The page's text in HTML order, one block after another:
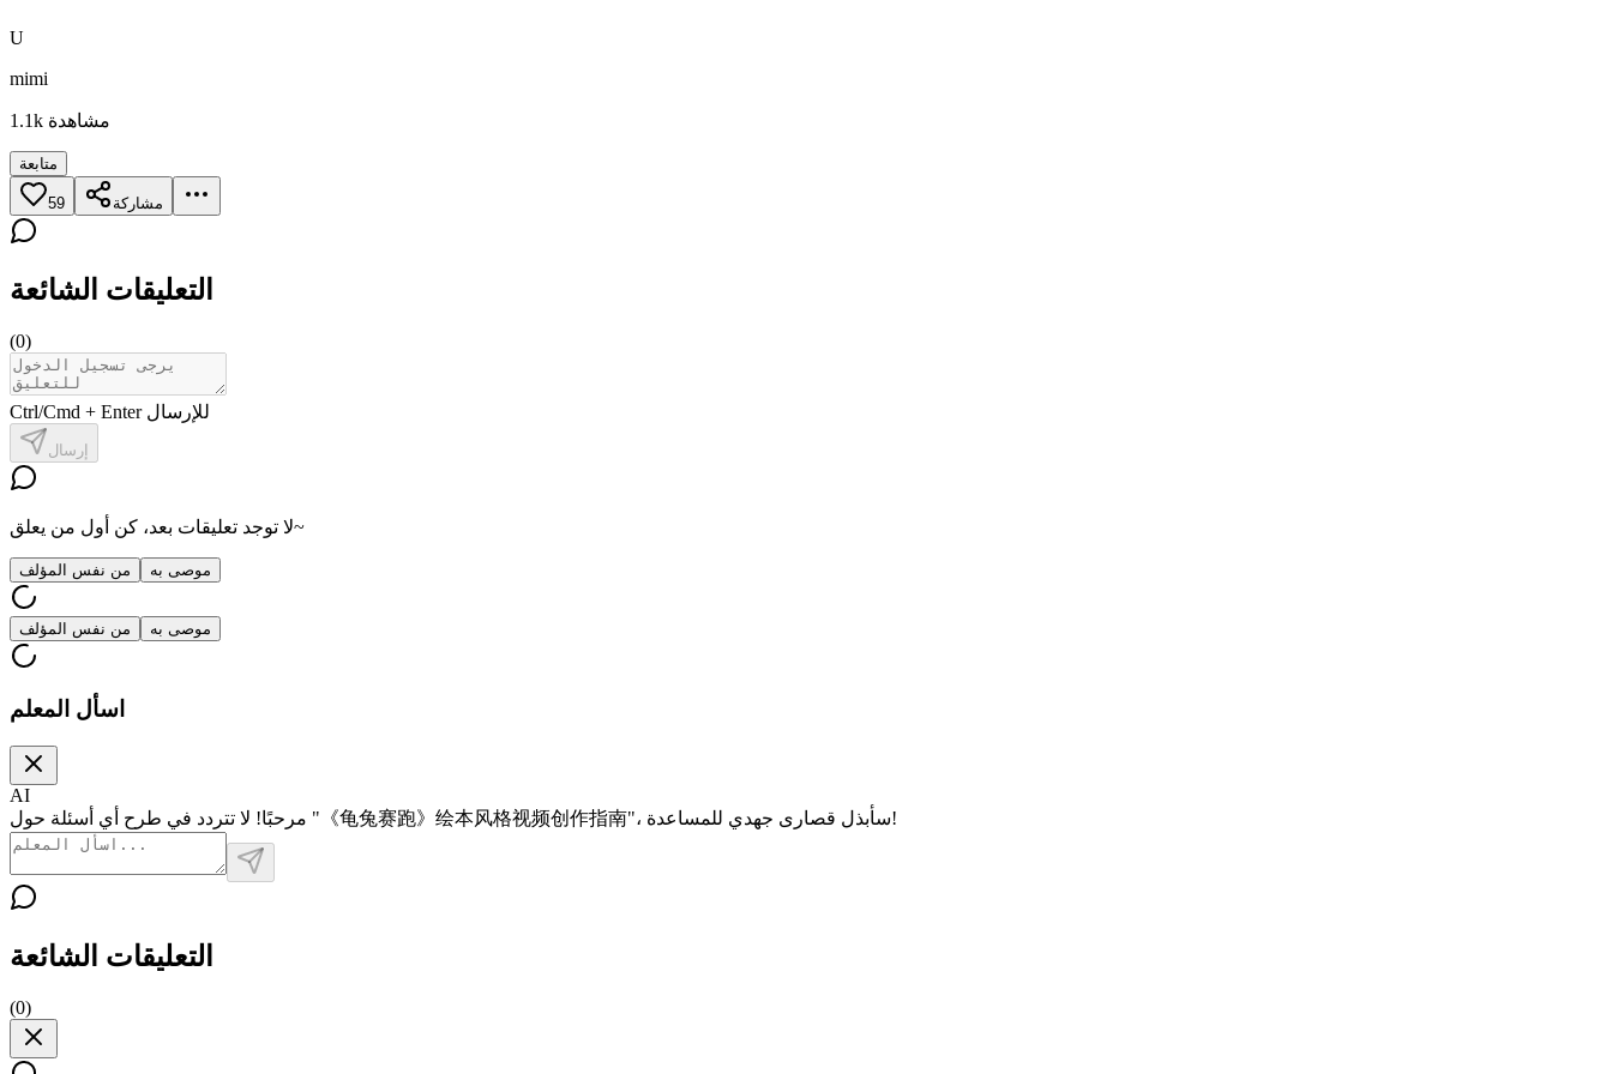
U
mimi
1.1k مشاهدة
متابعة
59 مشاركة
التعليقات الشائعة
(0)
Ctrl/Cmd + Enter للإرسال
إرسال
لا توجد تعليقات بعد، كن أول من يعلق~
من نفس المؤلف موصى به
من نفس المؤلف موصى به
اسأل المعلم
AI
مرحبًا! لا تتردد في طرح أي أسئلة حول "《龟兔赛跑》绘本风格视频创作指南"، سأبذل قصارى جهدي للمساعدة!
التعليقات الشائعة
(0)